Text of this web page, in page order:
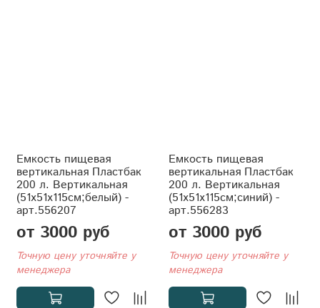
Емкость пищевая
вертикальная Пластбак
200 л. Вертикальная
(51x51x115см;белый) -
арт.556207
от 3000 руб
Точную цену уточняйте у
менеджера
Емкость пищевая
вертикальная Пластбак
200 л. Вертикальная
(51x51x115см;синий) -
арт.556283
от 3000 руб
Точную цену уточняйте у
менеджера